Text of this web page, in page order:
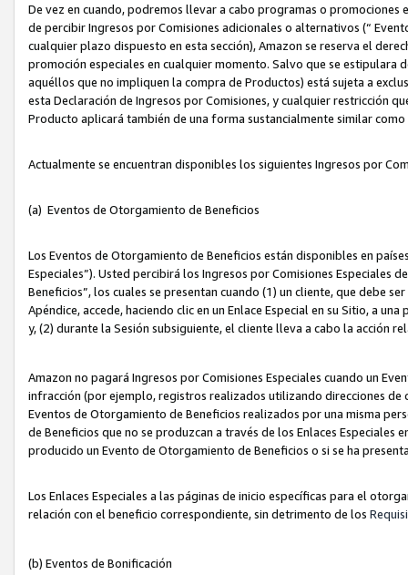
De vez en cuando, podremos llevar a cabo programas o
de percibir Ingresos por Comisiones adicionales o alternativos (“
cualquier plazo dispuesto en esta sección), Amazon se reserva el
promoción especiales en cualquier momento. Salvo que se
aquéllos que no impliquen la compra de Productos) está sujeta a
esta Declaración de Ingresos por Comisiones, y cualquier restricción
Producto aplicará también de una forma sustancialmente similar
Actualmente se encuentran disponibles los siguientes Ingresos por
(a) Eventos de Otorgamiento de Beneficios
Los Eventos de Otorgamiento de Beneficios están disponibles en
Especiales”). Usted percibirá los Ingresos por Comisiones Especiales
Beneficios”, los cuales se presentan cuando (1) un cliente, que debe
Apéndice, accede, haciendo clic en un Enlace Especial en su Sitio, a
y, (2) durante la Sesión subsiguiente, el cliente lleva a cabo la acción
Amazon no pagará Ingresos por Comisiones Especiales cuando un
infracción (por ejemplo, registros realizados utilizando direcciones
Eventos de Otorgamiento de Beneficios realizados por una misma
de Beneficios que no se produzcan a través de los Enlaces Especiales
producido un Evento de Otorgamiento de Beneficios o si se ha
Los Enlaces Especiales a las páginas de inicio específicas para el
relación con el beneficio correspondiente, sin detrimento de los
(b) Eventos de Bonificación